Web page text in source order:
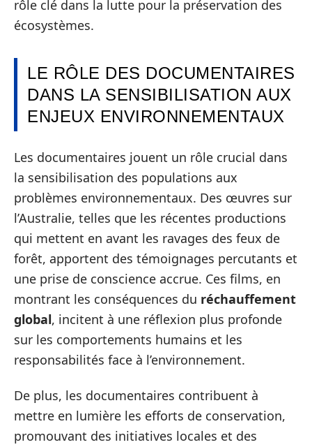
rôle clé dans la lutte pour la préservation des
écosystèmes.
LE RÔLE DES DOCUMENTAIRES
DANS LA SENSIBILISATION AUX
ENJEUX ENVIRONNEMENTAUX
Les documentaires jouent un rôle crucial dans
la sensibilisation des populations aux
problèmes environnementaux. Des œuvres sur
l’Australie, telles que les récentes productions
qui mettent en avant les ravages des feux de
forêt, apportent des témoignages percutants et
une prise de conscience accrue. Ces films, en
montrant les conséquences du réchauffement
global, incitent à une réflexion plus profonde
sur les comportements humains et les
responsabilités face à l’environnement.
De plus, les documentaires contribuent à
mettre en lumière les efforts de conservation,
promouvant des initiatives locales et des